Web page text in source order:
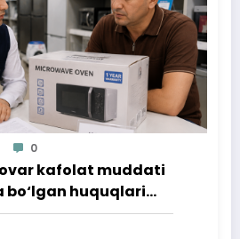
0
kafolat muddati
bo‘lgan huquqlari